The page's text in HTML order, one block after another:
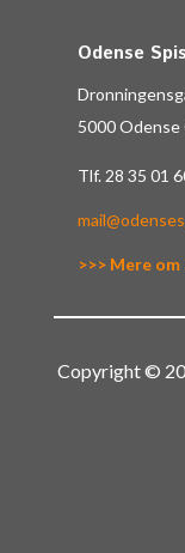
Odense
5000 Odense
Tlf. 28 35 01
>>> Mere
Copyright ©